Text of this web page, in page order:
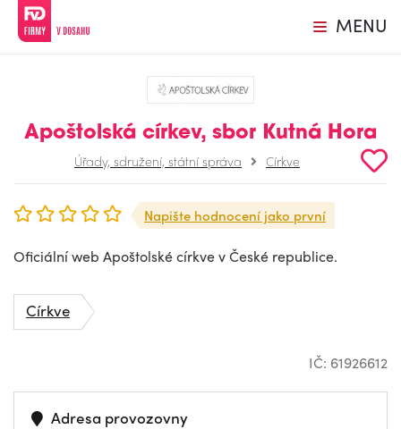
MENU
Apoštolská církev, sbor Kutná Hora
Úřady, sdružení, státní správa Církve
Napište hodnocení jako první
Oficiální web Apoštolské církve v České republice.
Církve
IČ: 61926612
Adresa provozovny